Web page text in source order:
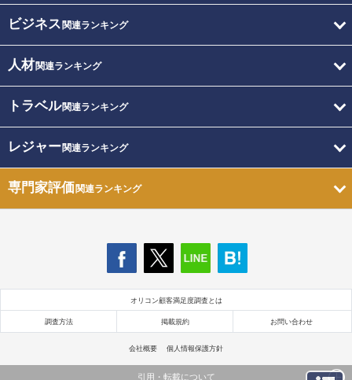
ビジネス 関連ランキング
人材関連ランキング
トラベル関連ランキング
レジャー関連ランキング
専門家評価関連ランキング
オリコン顧客満足度調査とは
調査方法 掲載規約 お問い合わせ
会社概要 個人情報保護方針
引用・転載について